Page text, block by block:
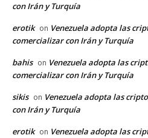
con Irán y Turquía
erotik on Venezuela adopta las
comercializar con Irán y Turquía
bahis on Venezuela adopta las
comercializar con Irán y Turquía
sikis on Venezuela adopta las
con Irán y Turquía
erotik on Venezuela adopta las